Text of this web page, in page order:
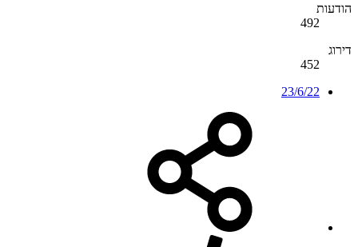
הודעות
492
דירוג
452
23/6/22